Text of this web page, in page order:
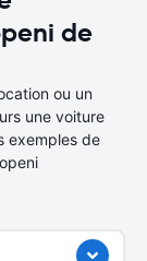
de
ou un
une voiture
exemples de